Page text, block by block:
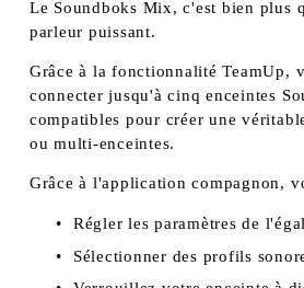
Le Soundboks Mix, c'est bien plus
parleur puissant.
Grâce à la fonctionnalité TeamUp,
connecter jusqu'à cinq enceintes
compatibles pour créer une
ou multi-enceintes.
Grâce à l'application compagnon,
Régler les paramètres de
Sélectionner des profils